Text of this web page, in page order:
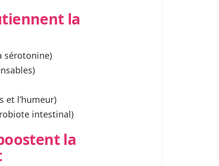
la
sérotonine)
et l’humeur)
intestinal)
la